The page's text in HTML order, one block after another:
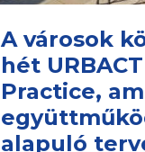
A városok
hét
Practice,
alapuló